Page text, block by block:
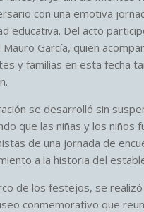
con una emotiva
educativa. Del acto
Mauro García, quien
y familias en esta fecha
se desarrolló sin
que las niñas y los niños
de una jornada de
a la historia del
de los festejos, se
conmemorativo que